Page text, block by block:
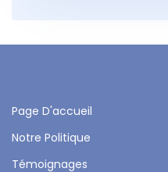
Page D'accueil
Notre Politique
Témoignages